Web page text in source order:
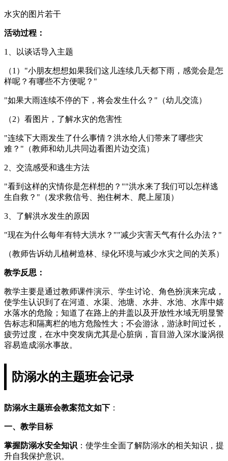
水灾的图片若干
活动过程：
1、以谈话导入主题
（1）"小朋友想想如果我们这儿连续几天都下雨，感觉会是怎
样呢？有哪些不方便呢？"
"如果大雨连续不停的下，将会发生什么？"（幼儿交流）
（2）看图片，了解水灾的危害性
"连续下大雨发生了什么事情？洪水给人们带来了哪些灾
难？"（教师和幼儿共同边看图片边交流）
2、交流感受和逃生方法
"看到这样的灾情你是怎样想的？""洪水来了我们可以怎样逃
生自救？"（发求救信号、抱住树木、爬上屋顶）
3、了解洪水发生的原因
"现在为什么每年有特大洪水？""减少灾害天气有什么办法？"
（教师告诉幼儿植树造林、绿化环境与减少水灾之间的关系）
教学反思：
教学主要是通过教师课件演示、学生讨论、角色扮演来完成，
使学生认识到了在河道、水渠、池塘、水井、水池、水库中嬉
水落水的危险；知道了在路上的井盖以及开放性水域无明显警
告标志和隔离栏的地方危险性大；不会游泳，游泳时间过长，
疲劳过度，在水中突发病尤其是心脏病，盲目游入深水漩涡很
容易造成溺水事故。
防溺水的主题班会记录
防溺水主题班会教案范文如下 ：
一、教学目标
掌握防溺水安全知识 ：使学生全面了解防溺水的相关知识，提
升自我保护意识。